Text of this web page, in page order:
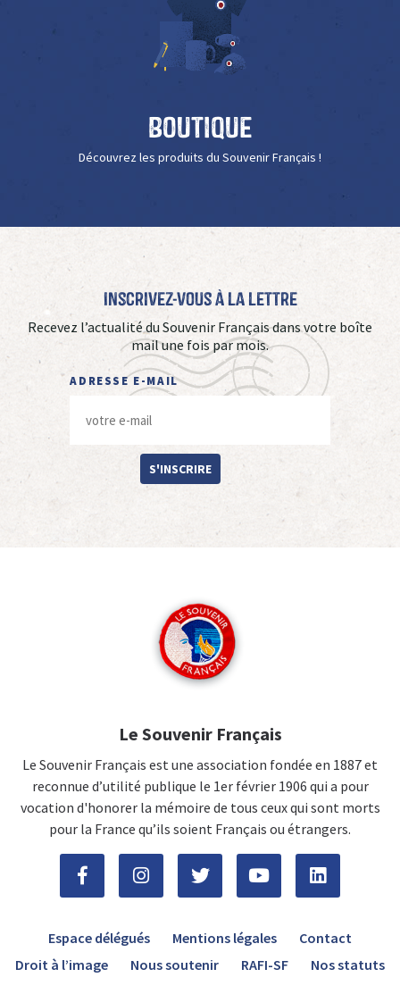
Boutique
Découvrez les produits du Souvenir Français !
Inscrivez-vous à La Lettre
Recevez l’actualité du Souvenir Français dans votre boîte
mail une fois par mois.
ADRESSE E-MAIL
S'INSCRIRE
Le Souvenir Français
Le Souvenir Français est une association fondée en 1887 et
reconnue d’utilité publique le 1er février 1906 qui a pour
vocation d'honorer la mémoire de tous ceux qui sont morts
pour la France qu’ils soient Français ou étrangers.
Espace délégués Mentions légales
Contact
Droit à l’image
Nous soutenir RAFI-SF Nos statuts